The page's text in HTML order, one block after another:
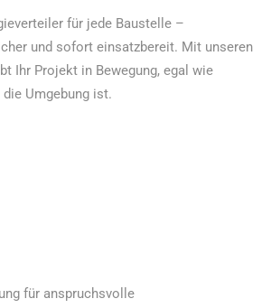
für jede Baustelle –
und sofort einsatzbereit. Mit unseren
Ihr Projekt in Bewegung, egal wie
Umgebung ist.
für anspruchsvolle